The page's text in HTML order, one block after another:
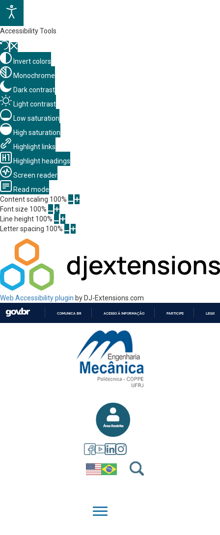
Accessibility Tools
Invert colors
Monochrome
Dark contrast
Light contrast
Low saturation
High saturation
Highlight links
Highlight headings
Screen reader
Read mode
Content scaling 100%
Font size 100%
Line height 100%
Letter spacing 100%
Web Accessibility plugin by DJ-Extensions.com
PARA
CONTEÚDO
COMUNICA BR ACESSO À INFORMAÇÃO PARTICIPE
QUEM SOMOS